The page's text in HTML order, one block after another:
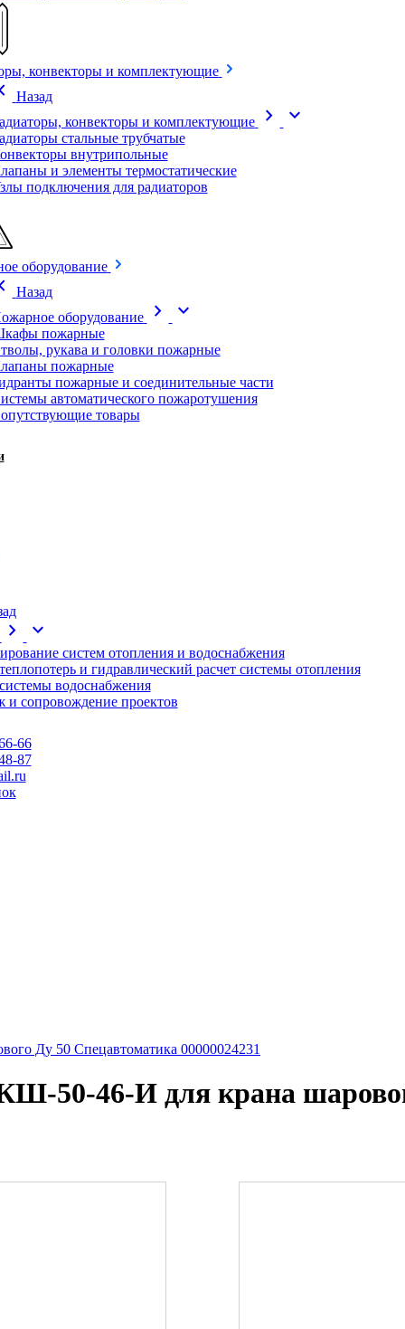
конвекторы и комплектующие
Назад
конвекторы и комплектующие
chevron_right expand_more
стальные трубчатые
внутрипольные
и элементы термостатические
подключения для радиаторов
оборудование
Назад
оборудование
chevron_right expand_more
пожарные
рукава и головки пожарные
пожарные
пожарные и соединительные части
автоматического пожаротушения
товары
chevron_right expand_more
систем отопления и водоснабжения
и гидравлический расчет системы отопления
водоснабжения
и сопровождение проектов
66
87
Ду 50 Спецавтоматика 00000024231
50-46-И для крана